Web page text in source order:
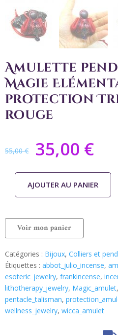
Amulette
Magie
protection
rouge
55,00€ 35,00 €
AJOUTER AU PANIER
Voir mon panier
Catégories : Bijoux, Colliers et
Étiquettes : abbot_julio_incense,
esoteric_jewelry, frankincense,
lithotherapy_jewelry, Magic_amulet,
pentacle_talisman,
wellness_jewelry, wicca_amulet